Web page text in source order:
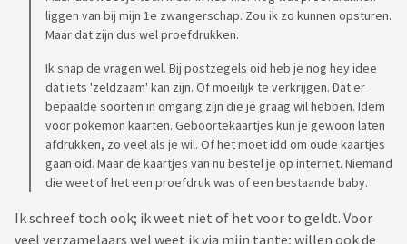
liggen van bij mijn 1e zwangerschap. Zou ik zo kunnen opsturen.
Maar dat zijn dus wel proefdrukken.
Ik snap de vragen wel. Bij postzegels oid heb je nog hey idee
dat iets 'zeldzaam' kan zijn. Of moeilijk te verkrijgen. Dat er
bepaalde soorten in omgang zijn die je graag wil hebben. Idem
voor pokemon kaarten. Geboortekaartjes kun je gewoon laten
afdrukken, zo veel als je wil. Of het moet idd om oude kaartjes
gaan oid. Maar de kaartjes van nu bestel je op internet. Niemand
die weet of het een proefdruk was of een bestaande baby.
Ik schreef toch ook; ik weet niet of het voor to geldt. Voor
veel verzamelaars wel weet ik via mijn tante; willen ook de